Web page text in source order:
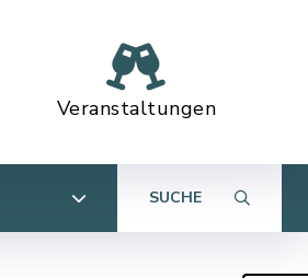
Veranstaltungen
SUCHE